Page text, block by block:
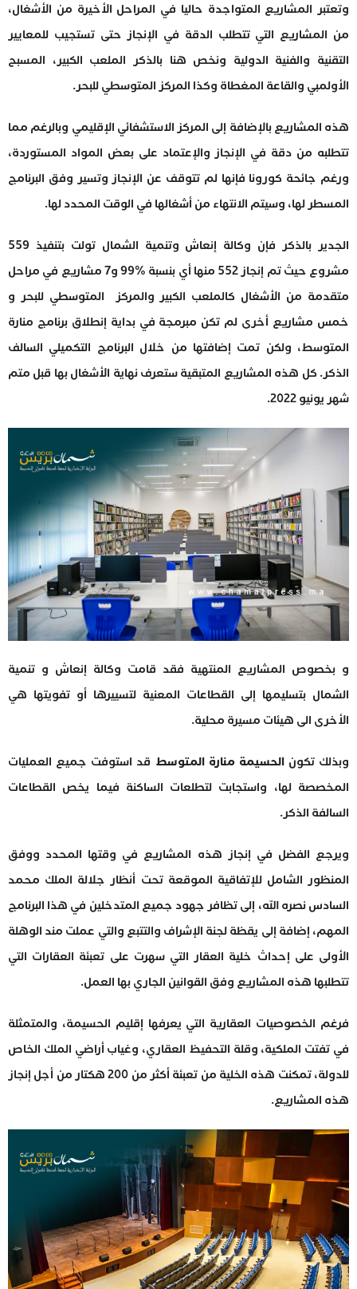
وتعتبر المشاريع المتواجدة حاليا في المراحل الأخيرة من الأشغال،
من المشاريع التي تتطلب الدقة في الإنجاز حتى تستجيب للمعايير
التقنية والفنية الدولية ونخص هنا بالذكر الملعب الكبير، المسبح
الأولمبي والقاعة المغطاة وكذا المركز المتوسطي للبحر.
هذه المشاريع بالإضافة إلى المركز الاستشفائي الإقليمي وبالرغم مما
تتطلبه من دقة في الإنجاز والإعتماد على بعض المواد المستوردة،
ورغم جائحة كورونا فإنها لم تتوقف عن الإنجاز وتسير وفق البرنامج
المسطر لها، وسيتم الانتهاء من أشغالها في الوقت المحدد لها.
الجدير بالذكر فإن وكالة إنعاش وتنمية الشمال تولت بتنفيذ 559
مشروع حيث تم إنجاز 552 منها أي بنسبة %99 و7 مشاريع في مراحل
متقدمة من الأشغال كالملعب الكبير والمركز المتوسطي للبحر و
خمس مشاريع أخرى لم تكن مبرمجة في بداية إنطلاق برنامج منارة
المتوسط، ولكن تمت إضافتها من خلال البرنامج التكميلي السالف
الذكر. كل هذه المشاريع المتبقية ستعرف نهاية الأشغال بها قبل متم
شهر يونيو 2022.
و بخصوص المشاريع المنتهية فقد قامت وكالة إنعاش و تنمية
الشمال بتسليمها إلى القطاعات المعنية لتسييرها أو تفويتها هي
الأخرى الى هيئات مسيرة محلية.
وبذلك تكونالحسيمة منارة المتوسط قد استوفت جميع العمليات
المخصصة لها، واستجابت لتطلعات الساكنة فيما يخص القطاعات
السالفة الذكر.
ويرجع الفضل في إنجاز هذه المشاريع في وقتها المحدد ووفق
المنظور الشامل للإتفاقية الموقعة تحت أنظار جلالة الملك محمد
السادس نصره الله، إلى تظافر جهود جميع المتدخلين في هذا البرنامج
المهم، إضافة إلى يقظة لجنة الإشراف والتتبع والتي عملت مند الوهلة
الأولى على إحداث خلية العقار التي سهرت على تعبئة العقارات التي
تتطلبها هذه المشاريع وفق القوانين الجاري بها العمل.
فرغم الخصوصيات العقارية التي يعرفها إقليم الحسيمة، والمتمثلة
في تفتت الملكية، وقلة التحفيظ العقاري، وغياب أراضي الملك الخاص
للدولة، تمكنت هذه الخلية من تعبئة أكثر من 200 هكتار من أجل إنجاز
هذه المشاريع.